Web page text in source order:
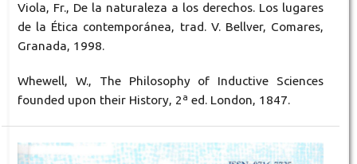
Viola, Fr., De la naturaleza a los derechos. Los lugares
de la Ética contemporánea, trad. V. Bellver, Comares,
Granada, 1998.
Whewell, W., The Philosophy of Inductive Sciences
founded upon their History, 2ª ed. London, 1847.